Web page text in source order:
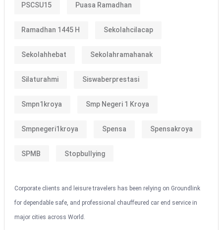
PSCSU15 Puasa Ramadhan
Ramadhan 1445 H Sekolahcilacap
Sekolahhebat Sekolahramahanak
Silaturahmi Siswaberprestasi
Smpn1kroya Smp Negeri 1 Kroya
Smpnegeri1kroya Spensa Spensakroya
SPMB Stopbullying
Corporate clients and leisure travelers has been relying on Groundlink
for dependable safe, and professional chauffeured car end service in
major cities across World.